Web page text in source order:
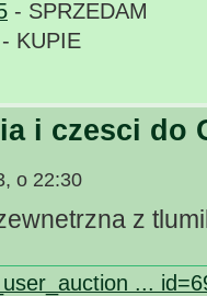
- SPRZEDAM
- KUPIE
i czesci do
o 22:30
z
...